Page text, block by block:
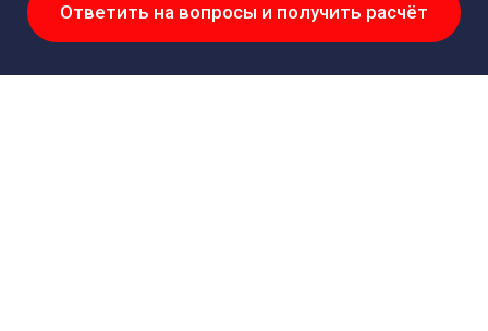
Ответить на вопросы и получить расчёт